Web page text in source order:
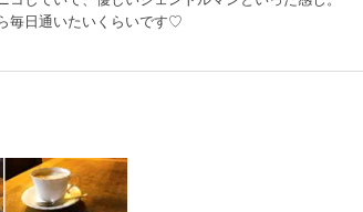
毎日通いたいくらいです♡